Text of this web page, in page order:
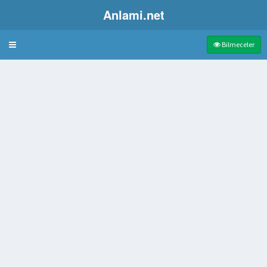
Anlami.net
Bulmaca Bilmeceler